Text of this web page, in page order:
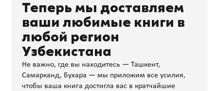
Теперь мы доставляем
ваши любимые книги в
любой регион
Узбекистана
Не важно, где вы находитесь — Ташкент,
Самарканд, Бухара — мы приложим все усилия,
чтобы ваша книга достигла вас в кратчайшие